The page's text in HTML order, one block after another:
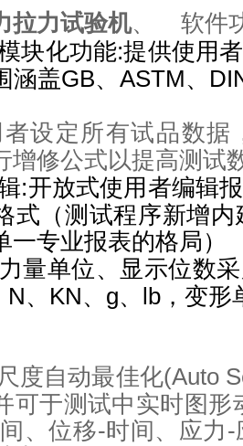
拉力试验机、
软件
块化功能:提供使用
涵盖GB、 ASTM、
设定所有试品数据
增修公式以提高测试
:开放式使用者编辑
式（测试程序新增内
专业报表的格局）
量单位、显示位数
N、 KN、 g、 lb ，变形
度自动最佳化(Auto
可于测试中实时图
、位移-时间、应力 -